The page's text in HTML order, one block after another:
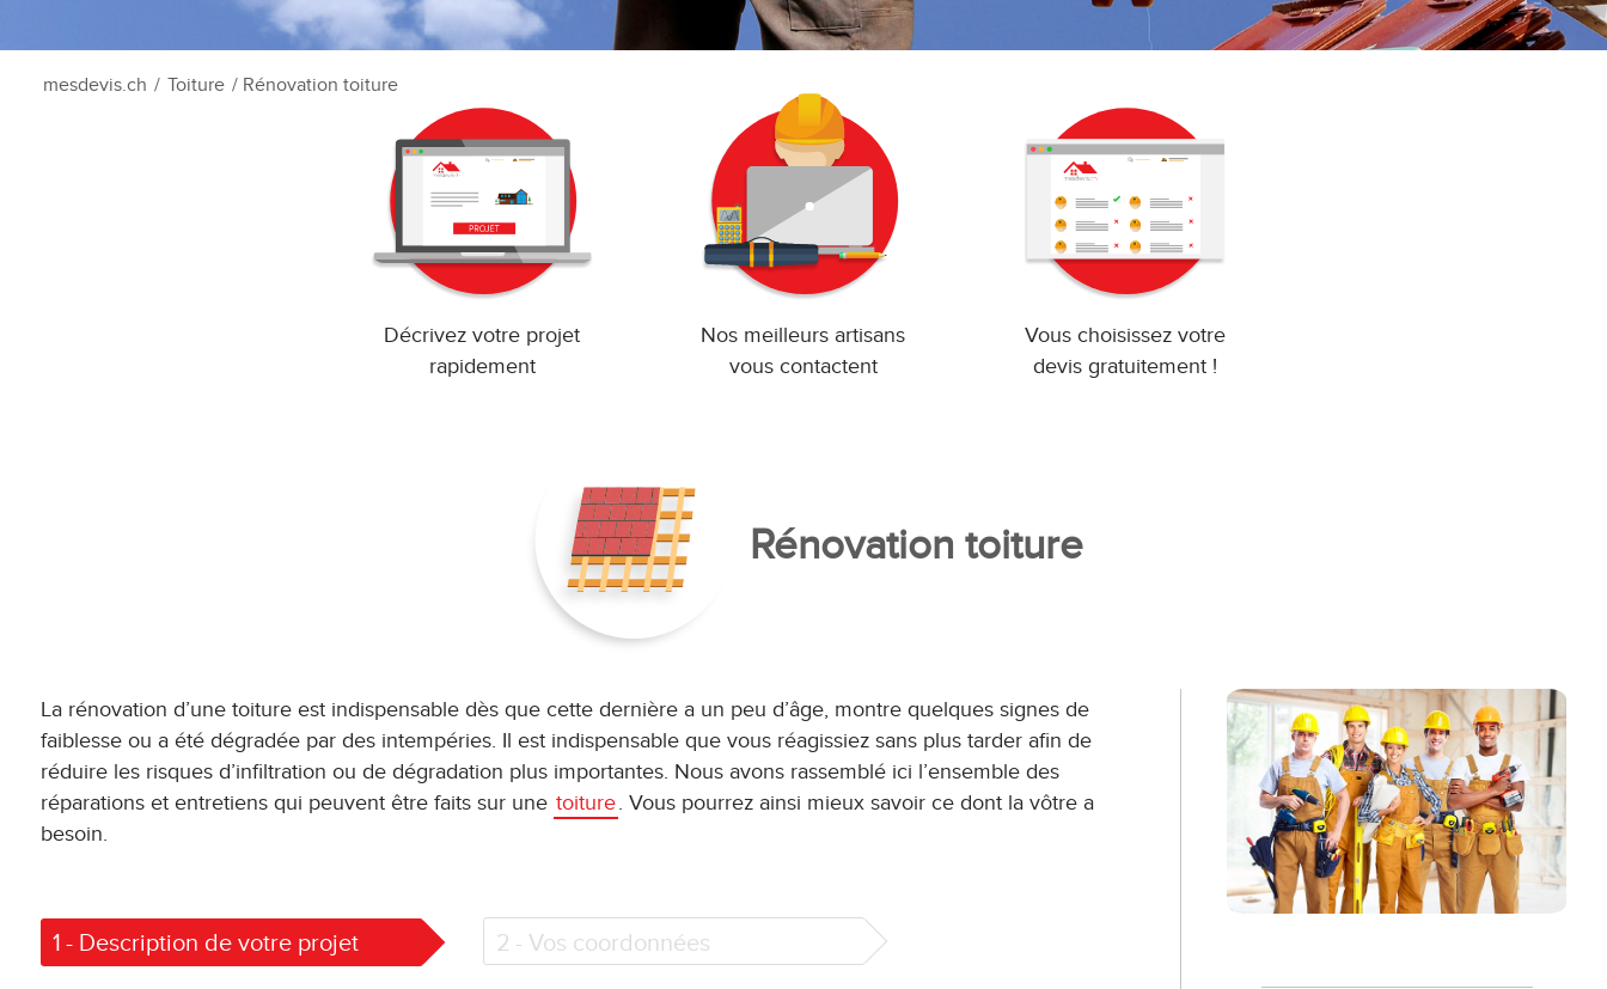
Décrivez votre projet
rapidement
Nos meilleurs artisans
vous contactent
Vous choisissez votre
devis gratuitement !
Rénovation toiture
La rénovation d’une toiture est indispensable dès que cette dernière a un peu d’âge, montre quelques signes de
faiblesse ou a été dégradée par des intempéries. Il est indispensable que vous réagissiez sans plus tarder afin de
réduire les risques d’infiltration ou de dégradation plus importantes. Nous avons rassemblé ici l’ensemble des
réparations et entretiens qui peuvent être faits sur une toiture. Vous pourrez ainsi mieux savoir ce dont la vôtre a
besoin.
1 - Description de votre projet 2 - Vos coordonnées
mesdevis.ch / Toiture / Rénovation toiture